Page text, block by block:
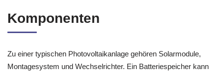
Komponenten
Zu einer typischen Photovoltaikanlage gehören Solarmodule,
Montagesystem und Wechselrichter. Ein Batteriespeicher kann